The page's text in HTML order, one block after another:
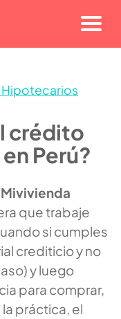
crédito
Perú?
que trabaje
si cumples
crediticio y no
y luego
para comprar,
práctica, el